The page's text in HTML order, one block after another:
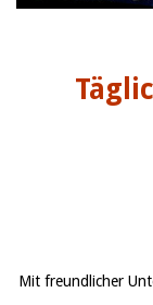
Mit freundlicher